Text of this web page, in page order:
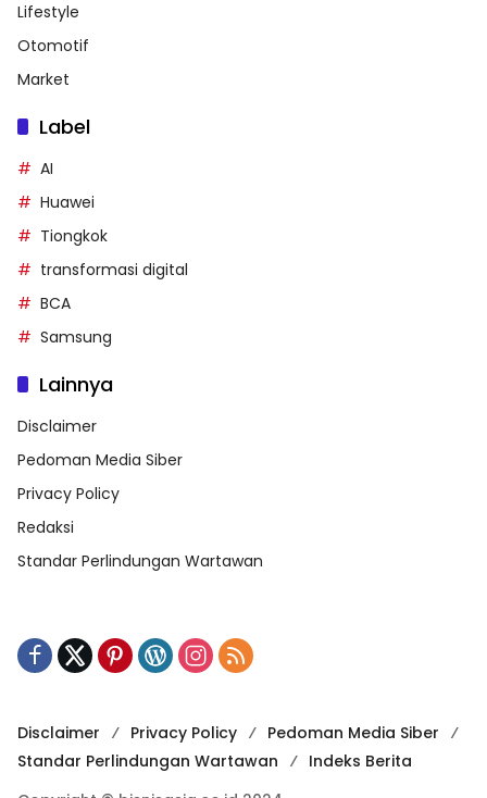
Lifestyle
Otomotif
Market
Label
AI
Huawei
Tiongkok
transformasi digital
BCA
Samsung
Lainnya
Disclaimer
Pedoman Media Siber
Privacy Policy
Redaksi
Standar Perlindungan Wartawan
Disclaimer Privacy Policy
Pedoman Media Siber
Standar Perlindungan Wartawan
Indeks Berita